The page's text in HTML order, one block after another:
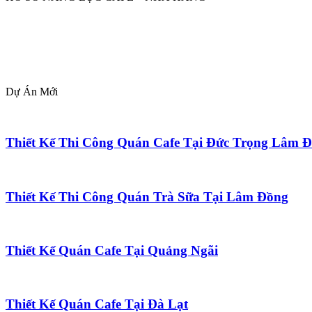
Dự Án Mới
Thiết Kế Thi Công Quán Cafe Tại Đức Trọng Lâm
Thiết Kế Thi Công Quán Trà Sữa Tại Lâm Đồng
Thiết Kế Quán Cafe Tại Quảng Ngãi
Thiết Kế Quán Cafe Tại Đà Lạt